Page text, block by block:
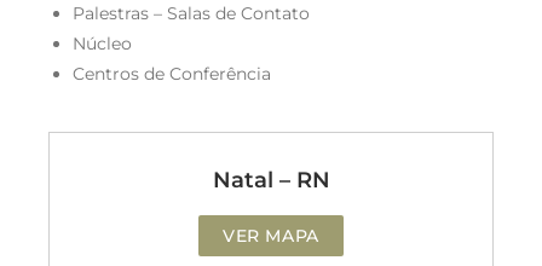
Palestras – Salas de Contato
Núcleo
Centros de Conferência
Natal – RN
VER MAPA